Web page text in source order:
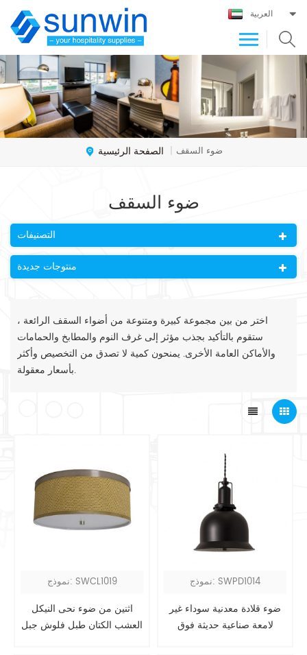
العربية
الصفحة الرئيسية | ضوء السقف
ضوء السقف
التصنيفات
منتوجات جديدة
اختر من بين مجموعة كبيرة ومتنوعة من أضواء السقف الرائعة ،
ستقوم بالتأكيد بجذب مؤثر إلى غرف النوم والمطابخ والحمامات
والأماكن العامة الأخرى. يمنحون كمية لا تصدق من التخصيص وأكثر
بأسعار معقولة.
نموذج: SWCL1019
اثنين من ضوء نحى النيكل
العشب الكتان طبل فلوش جبل
نموذج: SWPD1014
ضوء قلادة معدنية سوداء غير
لامعة صناعية حديثة فوق